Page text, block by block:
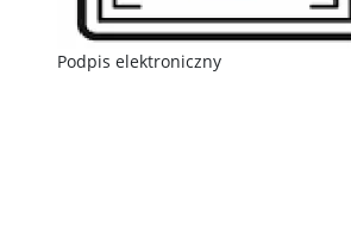
Podpis elektroniczny